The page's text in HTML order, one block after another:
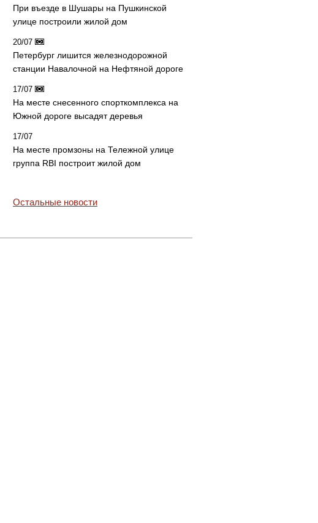
При въезде в Шушары на Пушкинской
улице построили жилой дом
20/07
Петербург лишится железнодорожной
станции Навалочной на Нефтяной дороге
17/07
На месте снесенного спорткомплекса на
Южной дороге высадят деревья
17/07
На месте промзоны на Тележной улице
группа RBI построит жилой дом
Остальные новости